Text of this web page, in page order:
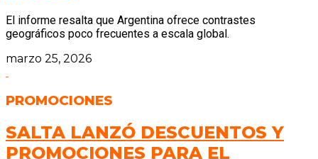
El informe resalta que Argentina ofrece contrastes
geográficos poco frecuentes a escala global.
marzo 25, 2026
PROMOCIONES
SALTA LANZÓ DESCUENTOS Y
PROMOCIONES PARA EL